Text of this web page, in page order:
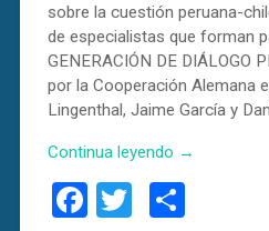
sobre la cuestión peruana-
de especialistas que forman
GENERACIÓN DE DIÁLOGO
por la Cooperación Alemana
Lingenthal, Jaime García y
Continua leyendo →
Facebook
Twitter